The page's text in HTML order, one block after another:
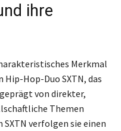
ihre
Merkmal
Hip-Hop-Duo SXTN, das
von direkter,
Themen
verfolgen sie einen